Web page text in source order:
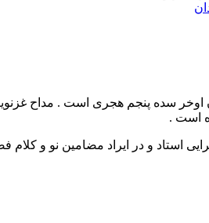
اوخر سده پنجم هجری است . مداح
است .
استاد و در ایراد مضامین نو و کلام